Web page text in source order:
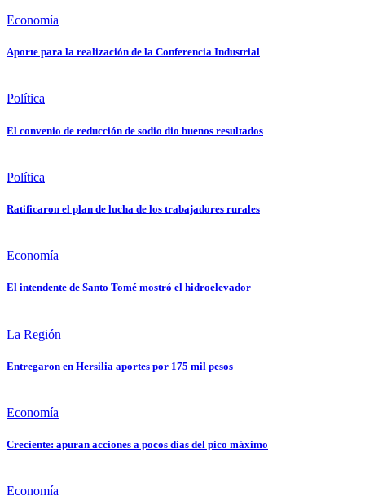
Economía
Aporte para la realización de la Conferencia Industrial
Política
El convenio de reducción de sodio dio buenos resultados
Política
Ratificaron el plan de lucha de los trabajadores rurales
Economía
El intendente de Santo Tomé mostró el hidroelevador
La Región
Entregaron en Hersilia aportes por 175 mil pesos
Economía
Creciente: apuran acciones a pocos días del pico máximo
Economía